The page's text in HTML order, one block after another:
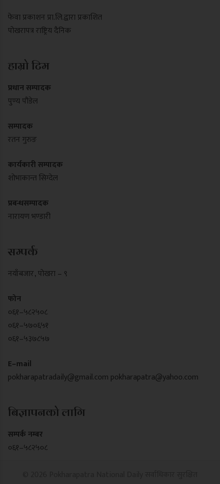
फेवा प्रकाशन प्रा.लि.द्वारा प्रकाशित
पोखरापत्र राष्ट्रिय दैनिक
हाम्रो टिम
प्रधान सम्पादक
पुण्य पौडेल
सम्पादक
रतन गुरुङ
कार्यकारी सम्पादक
शोभाकान्त सिग्देल
प्रबन्धसम्पादक
नारायण भण्डारी
सम्पर्क
नयाँबजार , पोखरा – ९
फोन
०६१–५८२५०८
०६१–५७०६५१
०६१–५३७८५७
E–mail
pokharapatradaily@gmail.com pokharapatra@yahoo.com
बिज्ञापनको लागि
सम्पर्क नम्बर
०६१–५८२५०८